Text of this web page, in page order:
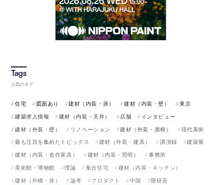
人気のタグ
住宅 図面あり 建材（内装・床） 建材（内装・壁）
東京
建築求人情報
建材（内装・天井） 店舗
インタビュー
建材（外装・壁）
リノベーション 建材（外装・屋根）
現代美術
最も注目を集めたトピックス
建材（外装・建具） 講演録
建築展
建材（内装・造作家具）
建材（内装・照明）
事務所
美術館・博物館
理論 集合住宅
建材（内装・キッチン）
建材（外構・床）
論考 プロダクト 中国
隈研吾